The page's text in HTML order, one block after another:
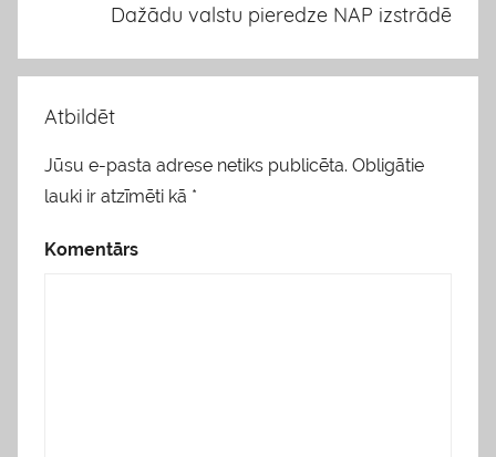
Dažādu valstu pieredze NAP izstrādē
Atbildēt
Jūsu e-pasta adrese netiks publicēta. Obligātie
lauki ir atzīmēti kā *
Komentārs